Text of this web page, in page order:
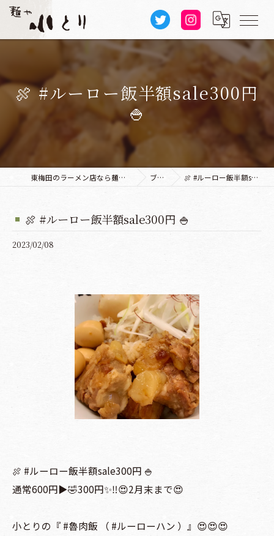
🍖 #ルーロー飯半額sale300円
🍚
東梅田のラーメン店なら麺や 小とり 本店 ブログ 🍖 #ルーロー飯半額sale300円 🍚
🍖 #ルーロー飯半額sale300円 🍚
2023/02/08
🍖 #ルーロー飯半額sale300円 🍚
通常600円▶️🤣300円✨‼️😍2月末まで😍
小とりの『 #魯肉飯 （ #ルーローハン ）』😍😍😍